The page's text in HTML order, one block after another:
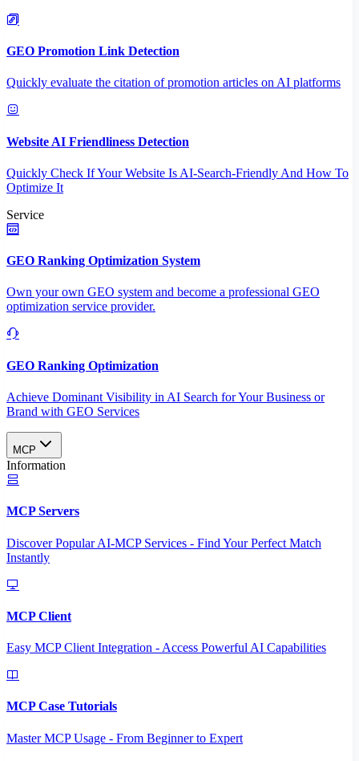
GEO Promotion Link Detection
Quickly evaluate the citation of promotion articles on AI platforms
Website AI Friendliness Detection
Quickly Check If Your Website Is AI-Search-Friendly And How To
Optimize It
Service
GEO Ranking Optimization System
Own your own GEO system and become a professional GEO
optimization service provider.
GEO Ranking Optimization
Achieve Dominant Visibility in AI Search for Your Business or
Brand with GEO Services​
MCP
Information
MCP Servers
Discover Popular AI-MCP Services - Find Your Perfect Match
Instantly
MCP Client
Easy MCP Client Integration - Access Powerful AI Capabilities
MCP Case Tutorials
Master MCP Usage - From Beginner to Expert